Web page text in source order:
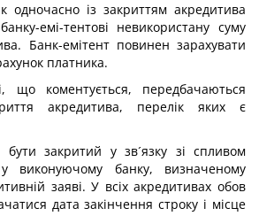
із закриттям акредитива
емі-тентові невикористану суму
Банк-емітент повинен зарахувати
платника.
що коментується, передбачаються
акредитива, перелік яких є
закритий у зв´язку зі спливом
виконуючому банку, визначеному
заяві. У всіх акредитивах обов
дата закінчення строку і місце